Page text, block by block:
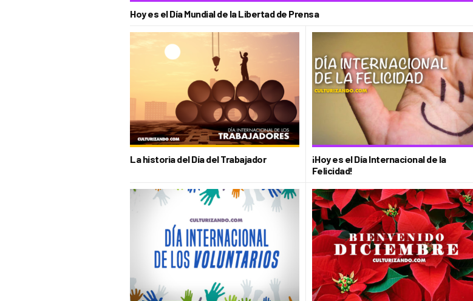
Hoy es el Día Mundial de la Libertad de Prensa
La historia del Día del Trabajador
¡Hoy es el Día Internacional de la
Felicidad!